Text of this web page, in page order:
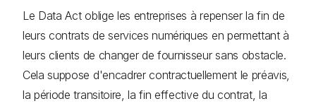
Le Data Act oblige les entreprises à repenser la fin de
leurs contrats de services numériques en permettant à
leurs clients de changer de fournisseur sans obstacle.
Cela suppose d'encadrer contractuellement le préavis,
la période transitoire, la fin effective du contrat, la